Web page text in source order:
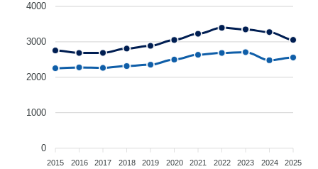
4000
3000
2000
1000
0
2015 2016 2017 2018 2019 2020 2021 2022 2023 2024 2025